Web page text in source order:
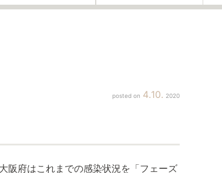
4 10 2020
阪府はこれまでの感染状況を「フェーズ